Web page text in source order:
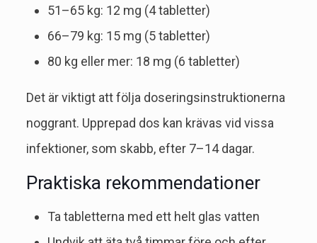
51–65 kg: 12 mg (4 tabletter)
66–79 kg: 15 mg (5 tabletter)
80 kg eller mer: 18 mg (6 tabletter)
Det är viktigt att följa doseringsinstruktionerna
noggrant. Upprepad dos kan krävas vid vissa
infektioner, som skabb, efter 7–14 dagar.
Praktiska rekommendationer
Ta tabletterna med ett helt glas vatten